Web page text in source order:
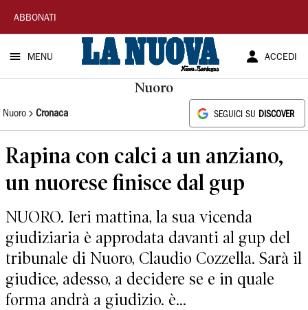
La
Nuova
Sardegna
ABBONATI
MENU ACCEDI
Nuoro
Nuoro Cronaca SEGUICI SU DISCOVER
Rapina con calci a un anziano,
un nuorese finisce dal gup
NUORO. Ieri mattina, la sua vicenda
giudiziaria è approdata davanti al gup del
tribunale di Nuoro, Claudio Cozzella. Sarà il
giudice, adesso, a decidere se e in quale
forma andrà a giudizio. è...